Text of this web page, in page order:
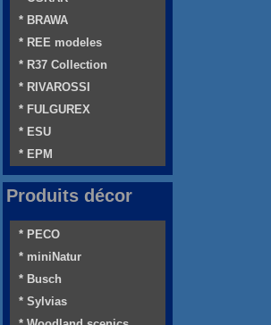
* BRAWA
* REE modeles
* R37 Collection
* RIVAROSSI
* FULGUREX
* ESU
* EPM
Produits décor
* PECO
* miniNatur
* Busch
* Sylvias